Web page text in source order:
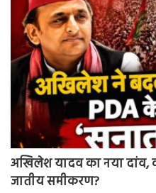
अखिलेश यादव का नया
जातीय समीकरण?